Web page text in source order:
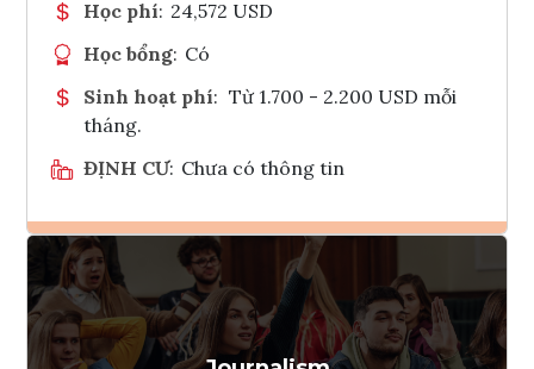
Học phí: 24,572 USD
Học bổng: Có
Sinh hoạt phí: Từ 1.700 - 2.200 USD mỗi
tháng.
ĐỊNH CƯ: Chưa có thông tin
Ghi danh
Tham vấn Interlink